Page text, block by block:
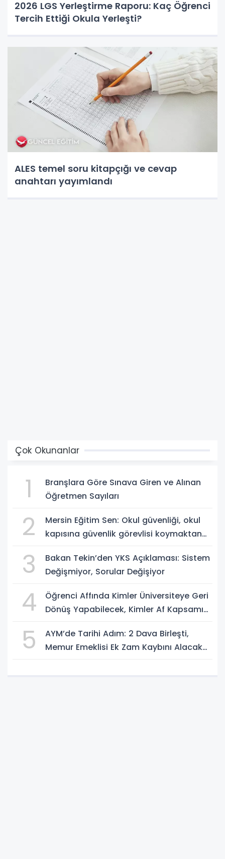
2026 LGS Yerleştirme Raporu: Kaç Öğrenci
Tercih Ettiği Okula Yerleşti?
ALES temel soru kitapçığı ve cevap
anahtarı yayımlandı
Çok Okunanlar
1
Branşlara Göre Sınava Giren ve Alınan
Öğretmen Sayıları
2
Mersin Eğitim Sen: Okul güvenliği, okul
kapısına güvenlik görevlisi koymaktan
3
Bakan Tekin’den YKS Açıklaması: Sistem
Değişmiyor, Sorular Değişiyor
4
Öğrenci Affında Kimler Üniversiteye Geri
Dönüş Yapabilecek, Kimler Af Kapsamı
5
AYM’de Tarihi Adım: 2 Dava Birleşti,
Memur Emeklisi Ek Zam Kaybını Alacak